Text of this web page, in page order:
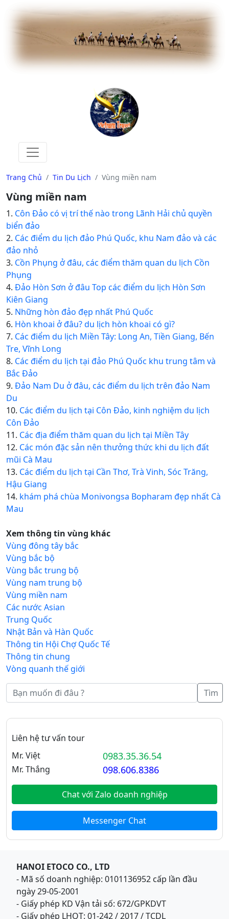
Trang Chủ Tin Du Lịch Vùng miền nam
Vùng miền nam
1. Côn Đảo có vị trí thế nào trong Lãnh Hải chủ quyền
biển đảo
2. Các điểm du lịch đảo Phú Quốc, khu Nam đảo và các
đảo nhỏ
3. Cồn Phụng ở đâu, các điểm thăm quan du lịch Cồn
Phụng
4. Đảo Hòn Sơn ở đâu Top các điểm du lịch Hòn Sơn
Kiên Giang
5. Những hòn đảo đẹp nhất Phú Quốc
6. Hòn khoai ở đâu? du lịch hòn khoai có gì?
7. Các điểm du lịch Miền Tây: Long An, Tiền Giang, Bến
Tre, Vĩnh Long
8. Các điểm du lịch tại đảo Phú Quốc khu trung tâm và
Bắc Đảo
9. Đảo Nam Du ở đâu, các điểm du lịch trên đảo Nam
Du
10. Các điểm du lịch tại Côn Đảo, kinh nghiệm du lịch
Côn Đảo
11. Các địa điểm thăm quan du lịch tại Miền Tây
12. Các món đặc sản nên thưởng thức khi du lịch đất
mũi Cà Mau
13. Các điểm du lịch tại Cần Thơ, Trà Vinh, Sóc Trăng,
Hậu Giang
14. khám phá chùa Monivongsa Bopharam đẹp nhất Cà
Mau
Xem thông tin vùng khác
Vùng đông tây bắc
Vùng bắc bộ
Vùng bắc trung bộ
Vùng nam trung bộ
Vùng miền nam
Các nước Asian
Trung Quốc
Nhật Bản và Hàn Quốc
Thông tin Hội Chợ Quốc Tế
Thông tin chung
Vòng quanh thế giới
Tìm
Liên hệ tư vấn tour
Mr. Việt
0983.35.36.54
Mr. Thắng 098.606.8386
Chat với Zalo doanh nghiệp
Messenger Chat
HANOI ETOCO CO., LTD
- Mã số doanh nghiệp: 0101136952 cấp lần đầu
ngày 29-05-2001
- Giấy phép KD Vận tải số: 672/GPKDVT
- Giấy phép LHQT: 01-242 / 2017 / TCDL